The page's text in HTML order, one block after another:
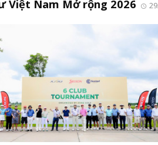
Việt Nam Mở rộng 2026